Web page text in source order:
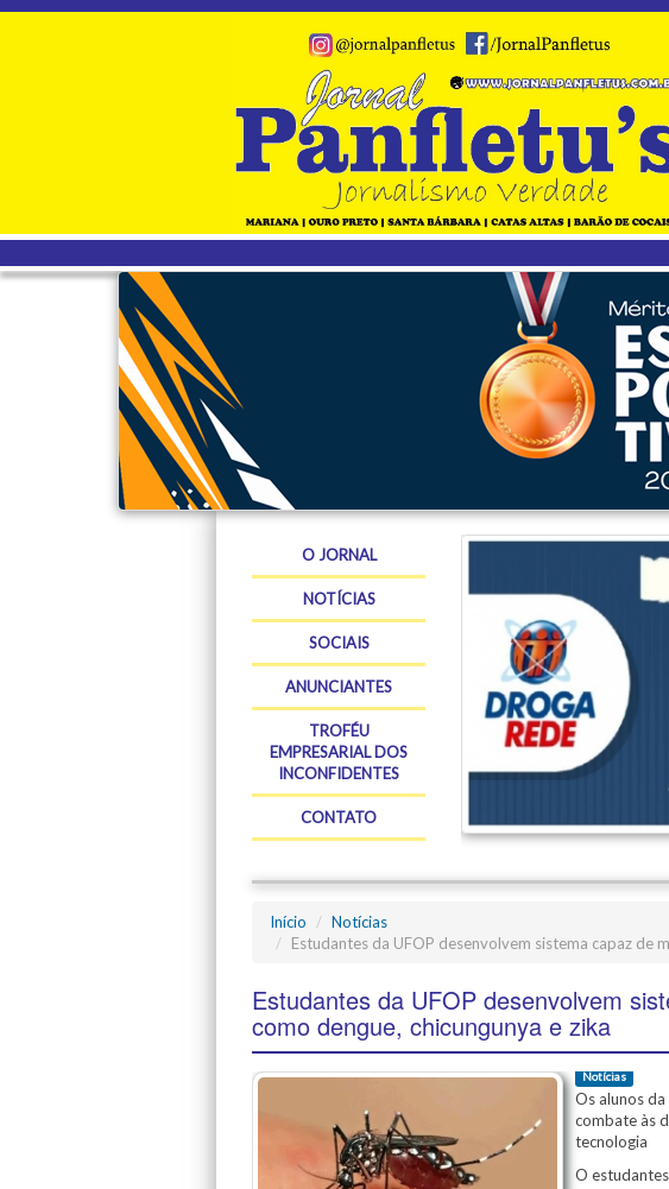
O JORNAL
NOTÍCIAS
SOCIAIS
ANUNCIANTES
TROFÉU
EMPRESARIAL DOS
INCONFIDENTES
CONTATO
Início
Notícias
Estudantes da UFOP desenvolvem sistema capaz de
Estudantes da UFOP desenvolvem
como dengue, chicungunya e zika
Notícias
Os alunos
combate às
tecnologia
O